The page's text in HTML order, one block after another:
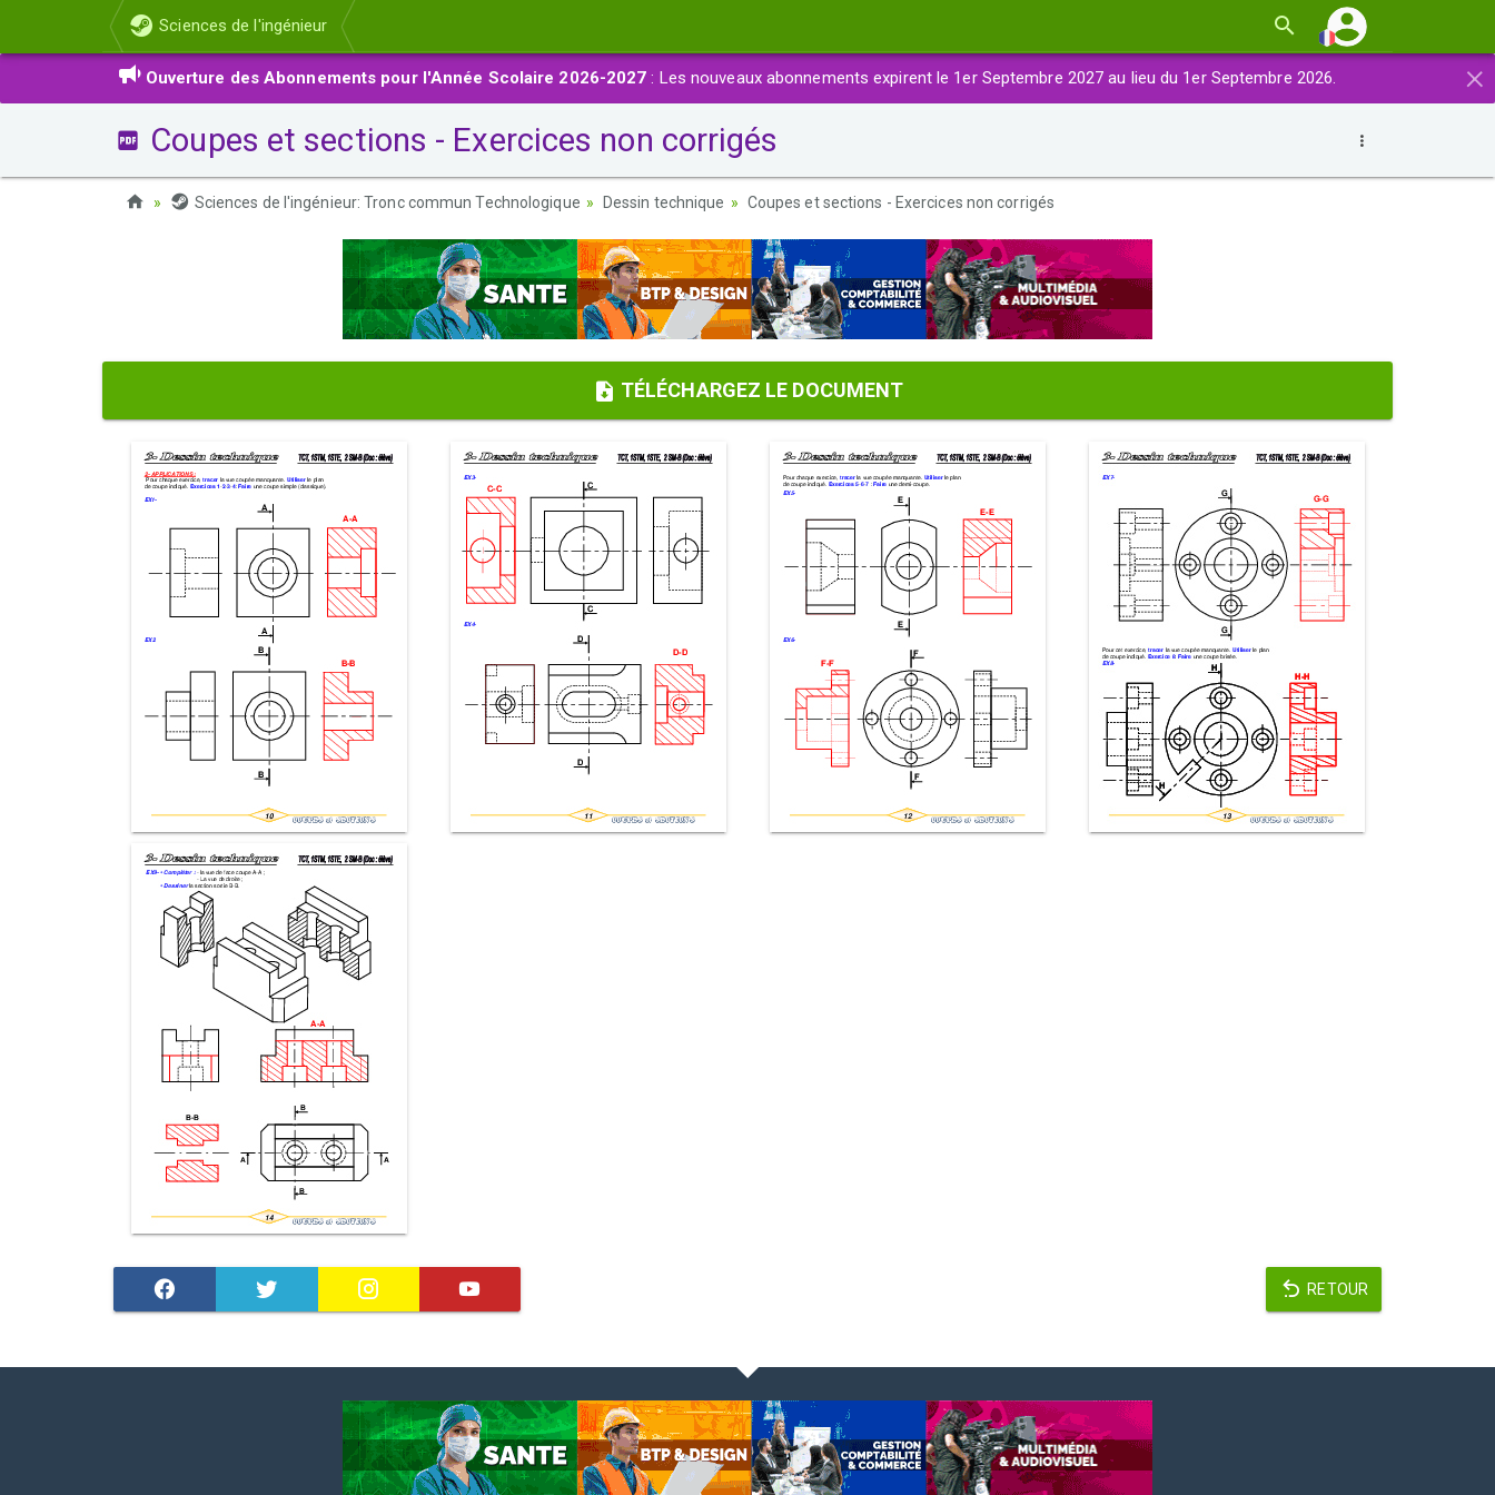
Sciences de l'ingénieur
×
Ouverture des Abonnements pour l'Année Scolaire 2026-2027 : Les nouveaux abonnements expirent le 1er Septembre 2027 au lieu du 1er Septembre 2026.
Coupes et sections - Exercices non corrigés
Sciences de l'ingénieur: Tronc commun Technologique Dessin technique Coupes et sections - Exercices non corrigés
TÉLÉCHARGEZ LE DOCUMENT
RETOUR